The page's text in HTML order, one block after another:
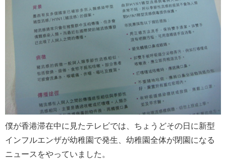
僕が香港滞在中に見たテレビでは、ちょうどその日に新型
インフルエンザが幼稚園で発生、幼稚園全体が閉園になる
ニュースをやっていました。